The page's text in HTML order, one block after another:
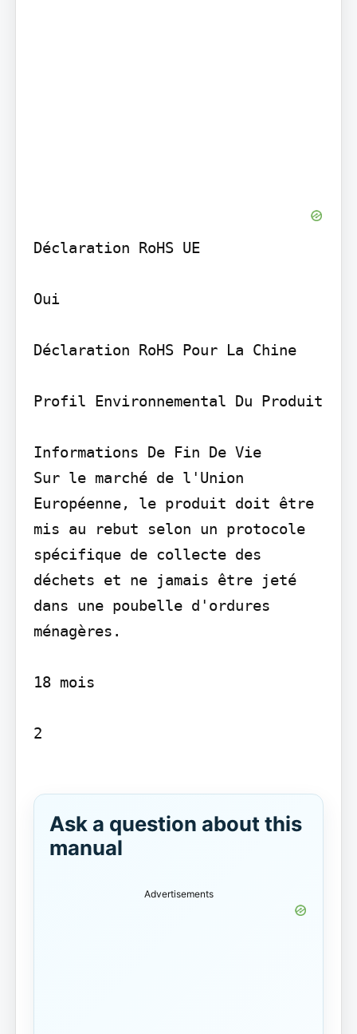
Déclaration RoHS UE
Oui
Déclaration RoHS Pour La Chine
Profil Environnemental Du Produit
Informations De Fin De Vie
Sur le marché de l'Union
Européenne, le produit doit être
mis au rebut selon un protocole
spécifique de collecte des
déchets et ne jamais être jeté
dans une poubelle d'ordures
ménagères.
18 mois
2
Ask a question about this
manual
Advertisements